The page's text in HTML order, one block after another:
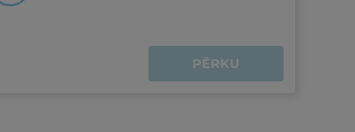
PĒRKU